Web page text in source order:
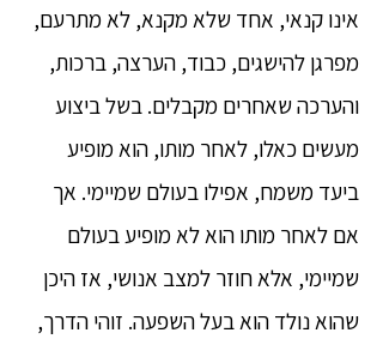
אינו קנאי, אחד שלא מקנא, לא מתרעם,
מפרגן להישגים, כבוד, הערצה, ברכות,
והערכה שאחרים מקבלים. בשל ביצוע
מעשים כאלו, לאחר מותו, הוא מופיע
ביעד משמח, אפילו בעולם שמיימי. אך
אם לאחר מותו הוא לא מופיע בעולם
שמיימי, אלא חוזר למצב אנושי, אז היכן
שהוא נולד הוא בעל השפעה. זוהי הדרך,